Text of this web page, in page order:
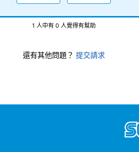
1 人中有 0 人覺得有幫助
還有其他問題？ 提交請求